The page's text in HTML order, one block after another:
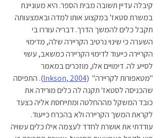
קיבלה עדיין תשובה מבית הספר. היא מעוניינת
במשרת סטאז' במקצוע אותו למדה ובאמצעותה
תקבל כלים להמשך הדרך. דבריה עוררו בי
השערה כי שינוי נרטיב הקריירה שלה, מדימוי
הקריירה כייעוד לדימוי הקריירה כמשאב, עשוי
לסייע לה. דימויים אלו, מוזכרים במאמר
"מטאפורות לקריירה"  (Inkson, 2004). התפיסה
שהכניסה לסטאז' תקנה לה כלים מורידה את
כובד המשקל מההחלטה ומתייחסת אליה כצעד
לקראת המשך הקריירה ולא בהכרח כייעוד.
עודדתי את אושרת לחדד לעצמה אילו כלים עשויה